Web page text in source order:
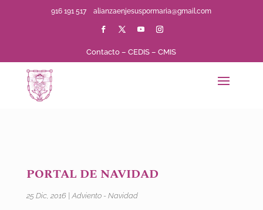
916 191 517alianzaenjesuspormaria@gmail.com
Contacto –CEDIS –CMIS
PORTAL DE NAVIDAD
25 Dic, 2016|Adviento - Navidad